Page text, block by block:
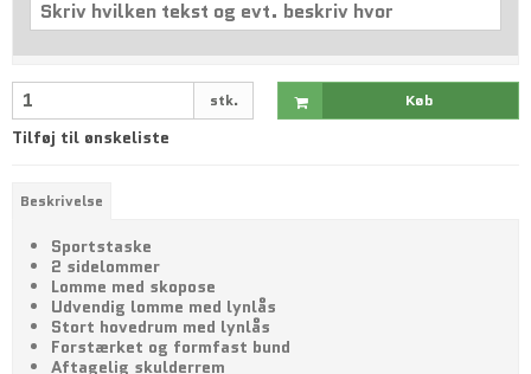
stk. Køb
Tilføj til ønskeliste
Beskrivelse
Sportstaske
2 sidelommer
Lomme med skopose
Udvendig lomme med lynlås
Stort hovedrum med lynlås
Forstærket og formfast bund
Aftagelig skulderrem